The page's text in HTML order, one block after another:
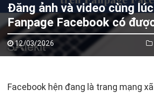
Đăng ảnh và video cùng
Fanpage Facebook có
12/03/2026
Facebook hện đang là trang mạng